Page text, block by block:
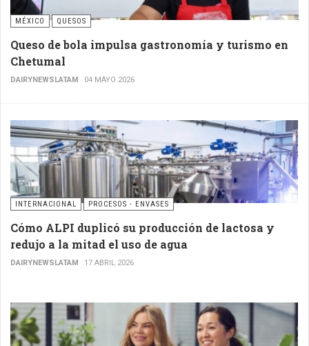
MÉXICO QUESOS
Queso de bola impulsa gastronomía y turismo en
Chetumal
DAIRYNEWSLATAM 04 MAYO 2026
INTERNACIONAL PROCESOS - ENVASES
Cómo ALPI duplicó su producción de lactosa y
redujo a la mitad el uso de agua
DAIRYNEWSLATAM 17 ABRIL 2026